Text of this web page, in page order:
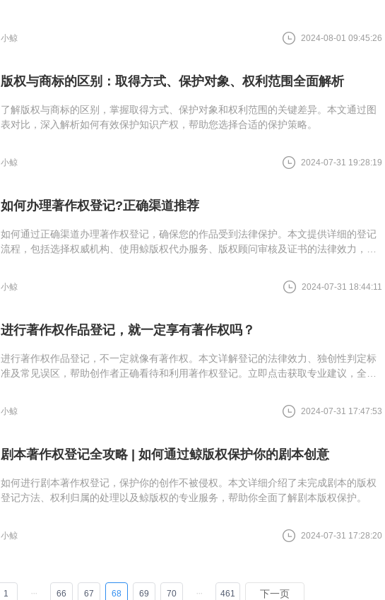
小鲸 2024-08-01 09:45:26
版权与商标的区别：取得方式、保护对象、权利范围全面解析
了解版权与商标的区别，掌握取得方式、保护对象和权利范围的关键差异。本文通过图
表对比，深入解析如何有效保护知识产权，帮助您选择合适的保护策略。
小鲸 2024-07-31 19:28:19
如何办理著作权登记?正确渠道推荐
如何通过正确渠道办理著作权登记，确保您的作品受到法律保护。本文提供详细的登记
流程，包括选择权威机构、使用鲸版权代办服务、版权顾问审核及证书的法律效力，并
小鲸 2024-07-31 18:44:11
进行著作权作品登记，就一定享有著作权吗？
进行著作权作品登记，不一定就像有著作权。本文详解登记的法律效力、独创性判定标
准及常见误区，帮助创作者正确看待和利用著作权登记。立即点击获取专业建议，全面
小鲸 2024-07-31 17:47:53
剧本著作权登记全攻略 | 如何通过鲸版权保护你的剧本创意
如何进行剧本著作权登记，保护你的创作不被侵权。本文详细介绍了未完成剧本的版权
登记方法、权利归属的处理以及鲸版权的专业服务，帮助你全面了解剧本版权保护。
小鲸 2024-07-31 17:28:20
1 66 67 68 69 70 461 下一页